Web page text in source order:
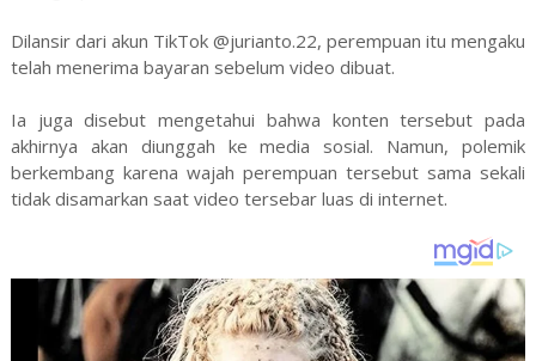
Dilansir dari akun TikTok @jurianto.22, perempuan itu mengaku
telah menerima bayaran sebelum video dibuat.
Ia juga disebut mengetahui bahwa konten tersebut pada
akhirnya akan diunggah ke media sosial. Namun, polemik
berkembang karena wajah perempuan tersebut sama sekali
tidak disamarkan saat video tersebar luas di internet.